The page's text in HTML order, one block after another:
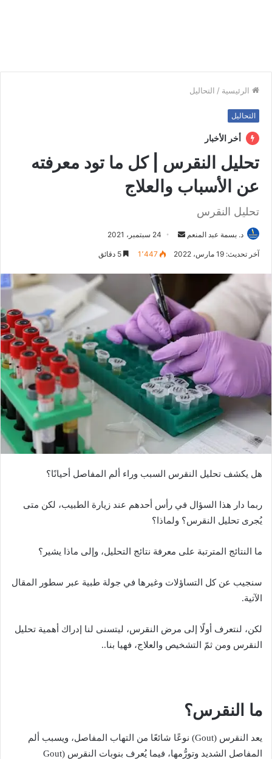
الرئيسية / التحاليل
التحاليل
أخر الأخبار
تحليل النقرس | كل ما تود معرفته
عن الأسباب والعلاج
تحليل النقرس
د. بسمة عبد المنعم
ر
ر
ي
د
ا
إ
ل
ك
ت
و
ن
24 سبتمبر، 2021
آخر تحديث: 19 مارس، 2022 1٬447
هل يكشف تحليل النقرس السبب وراء ألم المفاصل أحيانًا؟
ربما دار هذا السؤال في رأس أحدهم عند زيارة الطبيب، لكن متى
يُجرى تحليل النقرس؟ ولماذا؟
ما النتائج المترتبة على معرفة نتائج التحليل، وإلى ماذا يشير؟
سنجيب عن كل التساؤلات وغيرها في جولة طبية عبر سطور المقال
الآتية.
لكن، لنتعرف أولًا إلى مرض النقرس، ليتسنى لنا إدراك أهمية تحليل
النقرس ومن ثمّ التشخيص والعلاج، فهيا بنا..
ما النقرس؟
يعد النقرس (Gout) نوعًا شائعًا من التهاب المفاصل، ويسبب ألم
المفاصل الشديد وتورُّمها، فيما يُعرف بنوبات النقرس (Gout